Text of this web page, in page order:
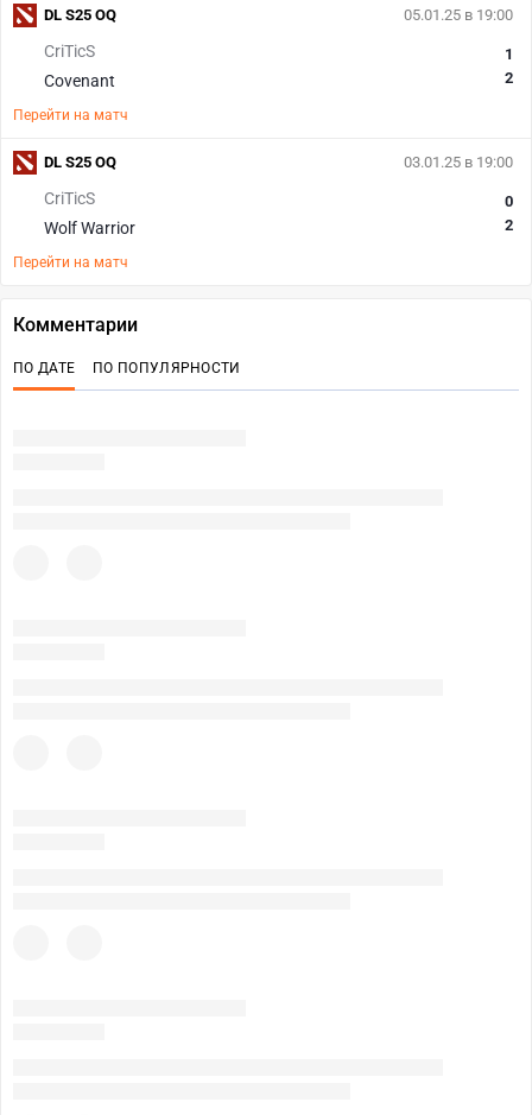
05.01.25 в 19:00
CriTicS
Covenant
1
2
Перейти на матч
DL S25 OQ
03.01.25 в 19:00
CriTicS
Wolf Warrior
0
2
Перейти на матч
DL S25 OQ
Комментарии
ПО ДАТЕ ПО ПОПУЛЯРНОСТИ